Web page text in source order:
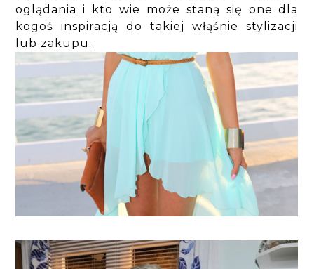
oglądania i kto wie może staną się one dla
kogoś inspiracją do takiej włąśnie stylizacji
lub zakupu.